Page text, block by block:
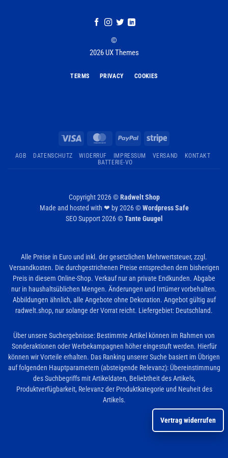
©
2026 UX Themes
TERMS PRIVACY COOKIES
MasterCardPayPal Stripe
AGB DATENSCHUTZ WIDERRUF IMPRESSUM VERSAND
KONTAKT
BATTERIE-VO
Copyright 2026 ©Radwelt Shop
Made and hosted with ❤ by 2026 ©Wordpress Safe
SEO Support 2026 ©Tante Guugel
Alle Preise in Euro und inkl. der gesetzlichen Mehrwertsteuer, zzgl.
Versandkosten. Die durchgestrichenen Preise entsprechen dem bisherigen
Preis in diesem Online-Shop. Verkauf nur an private Endkunden. Abgabe
nur in haushaltsüblichen Mengen. Änderungen und Irrtümer vorbehalten.
Abbildungen ähnlich, alle Angebote ohne Dekoration. Angebot gültig auf
radwelt.shop, nur solange der Vorrat reicht. Liefergebiet: Deutschland.
Über unsere Suchergebnisse: Bestimmte Artikel können im Rahmen von
Sonderaktionen oder Werbekampagnen höher eingestuft werden. Hierfür
können wir Vorteile erhalten. Das Ranking unserer Suche basiert im Übrigen
auf folgenden Hauptparametern (absteigende Relevanz): Übereinstimmung
des Suchbegriffs mit Artikeldaten, Beliebtheit des Artikels,
Produktverfügbarkeit, Relevanz der Produktkategorie und Neuheit des
Artikels.
Vertrag widerrufen